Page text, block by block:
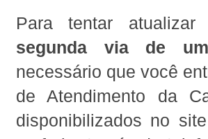
Para tentar
segunda via de
necessário que você
de Atendimento da
disponibilizados no